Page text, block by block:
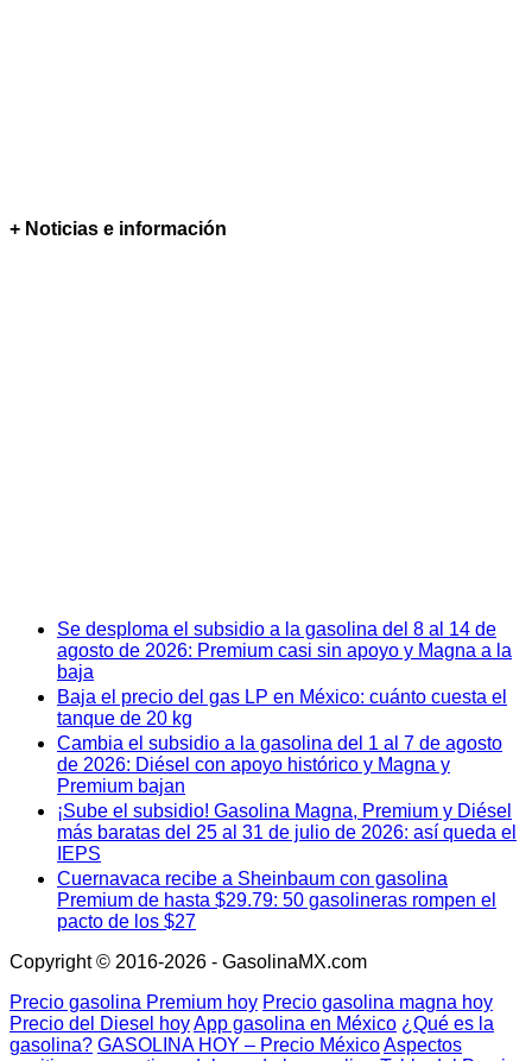
+ Noticias e información
Se desploma el subsidio a la gasolina del 8 al 14 de
agosto de 2026: Premium casi sin apoyo y Magna a la
baja
Baja el precio del gas LP en México: cuánto cuesta el
tanque de 20 kg
Cambia el subsidio a la gasolina del 1 al 7 de agosto
de 2026: Diésel con apoyo histórico y Magna y
Premium bajan
¡Sube el subsidio! Gasolina Magna, Premium y Diésel
más baratas del 25 al 31 de julio de 2026: así queda el
IEPS
Cuernavaca recibe a Sheinbaum con gasolina
Premium de hasta $29.79: 50 gasolineras rompen el
pacto de los $27
Copyright © 2016-2026 - GasolinaMX.com
Precio gasolina Premium hoy Precio gasolina magna hoy
Precio del Diesel hoyApp gasolina en México ¿Qué es la
gasolina? GASOLINA HOY – Precio MéxicoAspectos